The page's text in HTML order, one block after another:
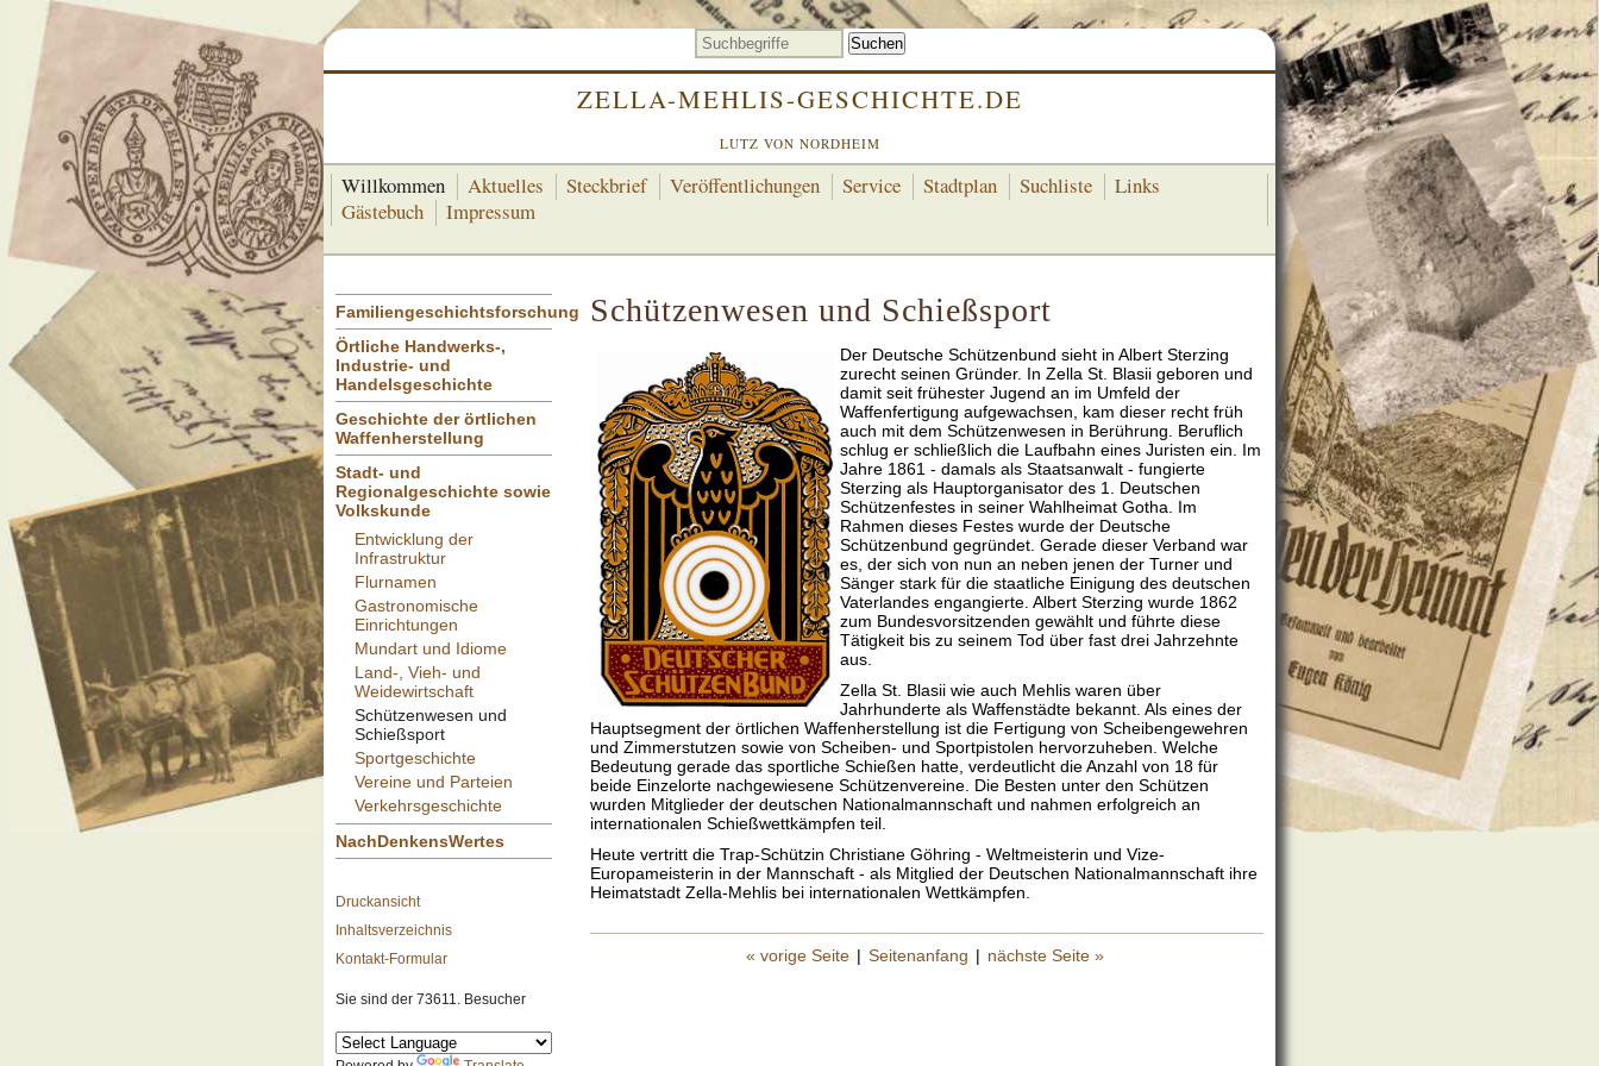
ZELLA-MEHLIS-GESCHICHTE.DE
LUTZ VON NORDHEIM
Willkommen Aktuelles Steckbrief Veröffentlichungen Service Stadtplan Suchliste
Links
Gästebuch
Impressum
Familiengeschichtsforschung
Örtliche Handwerks-,
Industrie- und
Handelsgeschichte
Geschichte der örtlichen
Waffenherstellung
Stadt- und
Regionalgeschichte sowie
Volkskunde
Entwicklung der
Infrastruktur
Flurnamen
Gastronomische
Einrichtungen
Mundart und Idiome
Land-, Vieh- und
Weidewirtschaft
Schützenwesen und
Schießsport
Sportgeschichte
Vereine und Parteien
Verkehrsgeschichte
NachDenkensWertes
Druckansicht
Inhaltsverzeichnis
Kontakt-Formular
Sie sind der 73611. Besucher
Schützenwesen und Schießsport
Der Deutsche Schützenbund sieht in Albert Sterzing
zurecht seinen Gründer. In Zella St. Blasii geboren und
damit seit frühester Jugend an im Umfeld der
Waffenfertigung aufgewachsen, kam dieser recht früh
auch mit dem Schützenwesen in Berührung. Beruflich
schlug er schließlich die Laufbahn eines Juristen ein. Im
Jahre 1861 - damals als Staatsanwalt - fungierte
Sterzing als Hauptorganisator des 1. Deutschen
Schützenfestes in seiner Wahlheimat Gotha. Im
Rahmen dieses Festes wurde der Deutsche
Schützenbund gegründet. Gerade dieser Verband war
es, der sich von nun an neben jenen der Turner und
Sänger stark für die staatliche Einigung des deutschen
Vaterlandes engangierte. Albert Sterzing wurde 1862
zum Bundesvorsitzenden gewählt und führte diese
Tätigkeit bis zu seinem Tod über fast drei Jahrzehnte
aus.
Zella St. Blasii wie auch Mehlis waren über
Jahrhunderte als Waffenstädte bekannt. Als eines der
Hauptsegment der örtlichen Waffenherstellung ist die Fertigung von Scheibengewehren
und Zimmerstutzen sowie von Scheiben- und Sportpistolen hervorzuheben. Welche
Bedeutung gerade das sportliche Schießen hatte, verdeutlicht die Anzahl von 18 für
beide Einzelorte nachgewiesene Schützenvereine. Die Besten unter den Schützen
wurden Mitglieder der deutschen Nationalmannschaft und nahmen erfolgreich an
internationalen Schießwettkämpfen teil.
Heute vertritt die Trap-Schützin Christiane Göhring - Weltmeisterin und Vize-
Europameisterin in der Mannschaft - als Mitglied der Deutschen Nationalmannschaft ihre
Heimatstadt Zella-Mehlis bei internationalen Wettkämpfen.
« vorige Seite | Seitenanfang | nächste Seite »